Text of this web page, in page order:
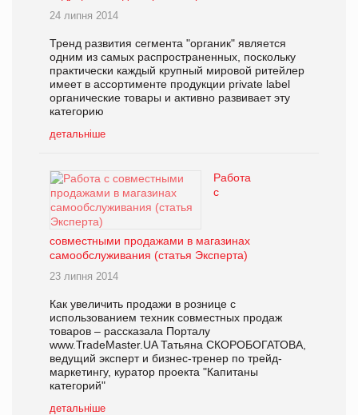
24 липня 2014
Тренд развития сегмента "органик" является
одним из самых распространенных, поскольку
практически каждый крупный мировой ритейлер
имеет в ассортименте продукции private label
органические товары и активно развивает эту
категорию
детальніше
Работа
с
совместными продажами в магазинах
самообслуживания (статья Эксперта)
23 липня 2014
Как увеличить продажи в рознице с
использованием техник совместных продаж
товаров – рассказала Порталу
www.TradeMaster.UA Татьяна СКОРОБОГАТОВА,
ведущий эксперт и бизнес-тренер по трейд-
маркетингу, куратор проекта "Капитаны
категорий"
детальніше